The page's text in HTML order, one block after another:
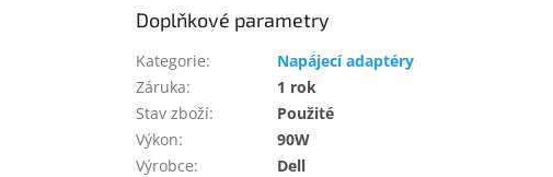
Doplňkové parametry
Kategorie:
Napájecí adaptéry
Záruka:
1 rok
Stav zboží:
Použité
Výkon:
90W
Výrobce:
Dell